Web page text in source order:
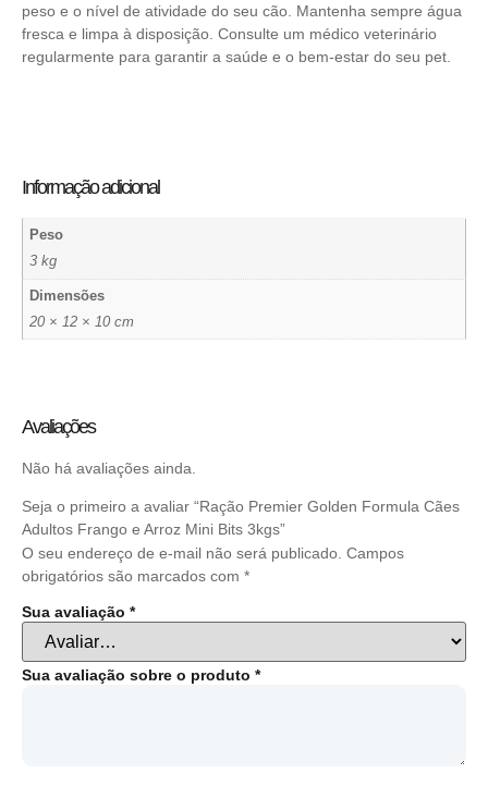
peso e o nível de atividade do seu cão. Mantenha sempre água
fresca e limpa à disposição. Consulte um médico veterinário
regularmente para garantir a saúde e o bem-estar do seu pet.
Informação adicional
Peso
3 kg
Dimensões
20 × 12 × 10 cm
Avaliações
Não há avaliações ainda.
Seja o primeiro a avaliar “Ração Premier Golden Formula Cães
Adultos Frango e Arroz Mini Bits 3kgs”
O seu endereço de e-mail não será publicado. Campos
obrigatórios são marcados com *
Sua avaliação *
Sua avaliação sobre o produto *